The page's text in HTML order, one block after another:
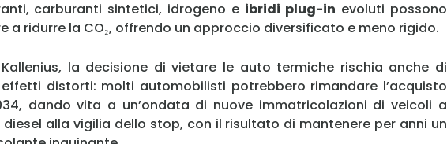
carburanti sintetici, idrogeno e ibridi plug-in evoluti possono
a ridurre la CO₂, offrendo un approccio diversificato e meno rigido.
la decisione di vietare le auto termiche rischia anche di
effetti distorti: molti automobilisti potrebbero rimandare l’acquisto
dando vita a un’ondata di nuove immatricolazioni di veicoli a
diesel alla vigilia dello stop, con il risultato di mantenere per anni un